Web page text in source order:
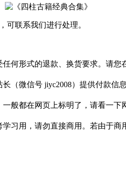
可联系我们进行处理。
何形式的退款、换货要求。请您
（微信号 jiyc2008）提供付款信息
般都在网页上标明了，请看一下
习用，请勿直接商用。若由于商